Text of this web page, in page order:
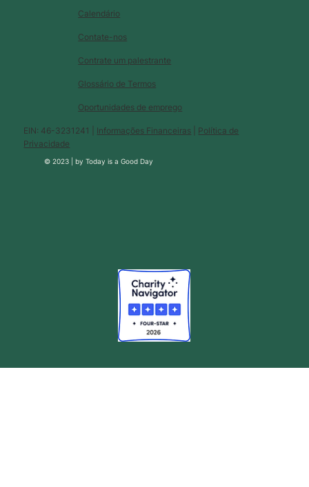
Calendário
Glossário de Termos
Contate-nos
Contrate um palestrante
Oportunidades de emprego
EIN: 46-3231241 | Informações Financeiras
Política de
Privacidade
© 2023 |byToday is a Good Day